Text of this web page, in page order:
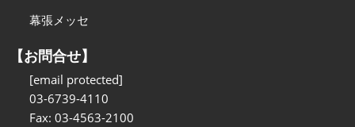
幕張メッセ
【お問合せ】
[email protected]
03-6739-4110
Fax: 03-4563-2100